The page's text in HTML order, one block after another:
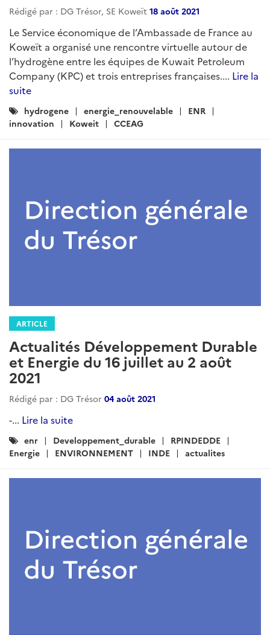
Rédigé par : DG Trésor, SE Koweït 18 août 2021
Le Service économique de l’Ambassade de France au
Koweït a organisé une rencontre virtuelle autour de
l’hydrogène entre les équipes de Kuwait Petroleum
Company (KPC) et trois entreprises françaises.... Lire la
suite
Catégories
:
hydrogene energie_renouvelable
ENR
innovation
Koweit CCEAG
ARTICLE
Actualités Développement Durable
et Energie du 16 juillet au 2 août
2021
Rédigé par : DG Trésor 04 août 2021
-... Lire la suite
Catégories
:
enr Developpement_durable
RPINDEDDE
Energie
ENVIRONNEMENT INDE actualites